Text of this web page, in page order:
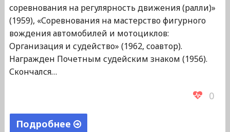
соревнования на регулярность движения (ралли)»
(1959), «Соревнования на мастерство фигурного
вождения автомобилей и мотоциклов:
Организация и судейство» (1962, соавтор).
Награжден Почетным судейским знаком (1956).
Скончался…
0
Подробнее